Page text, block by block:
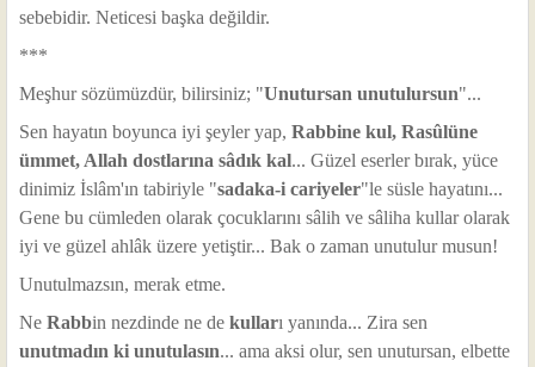
sebebidir. Neticesi başka değildir.
***
Meşhur sözümüzdür, bilirsiniz; "Unutursan unutulursun"...
Sen hayatın boyunca iyi şeyler yap, Rabbine kul, Rasûlüne
ümmet, Allah dostlarına sâdık kal... Güzel eserler bırak, yüce
dinimiz İslâm'ın tabiriyle "sadaka-i cariyeler"le süsle hayatını...
Gene bu cümleden olarak çocuklarını sâlih ve sâliha kullar olarak
iyi ve güzel ahlâk üzere yetiştir... Bak o zaman unutulur musun!
Unutulmazsın, merak etme.
Ne Rabbin nezdinde ne de kulları yanında... Zira sen
unutmadın ki unutulasın... ama aksi olur, sen unutursan, elbette